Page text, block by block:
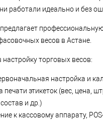
работали идеально и без
предлагает
весов в Астане.
настройку торговых весов:
настройка и
печати этикеток (вес, цена,
и др.)
к кассовому аппарату,